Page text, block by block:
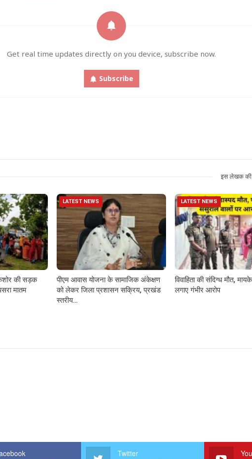
Get real time updates directly on you device, subscribe now.
Subscribe
इस लेखक
की सड़क
मातम
LATEST NEWS
पीएम आवास योजना के सामाजिक अंकेक्षण
को लेकर जिला प्रशासन सक्रिय, प्रखंड
स्तरीय…
LATEST NEWS
विवाहिता की संदिग्ध मौत,
लगाए गंभीर आरोप
Twitter